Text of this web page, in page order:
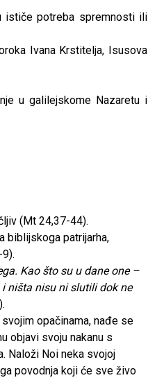
ističe potreba spremnosti ili
Ivana Krstitelja, Isusova
u galilejskome Nazaretu i
(Mt 24,37-44).
biblijskoga patrijarha,
Kao što su u dane one –
ništa nisu ni slutili dok ne
opačinama, nađe se
objavi svoju nakanu s
Naloži Noi neka svojoj
povodnja koji će sve živo
Petra Čule